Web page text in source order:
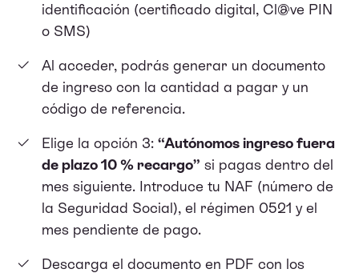
identificación (certificado digital, Cl@ve PIN
o SMS)
Al acceder, podrás generar un documento
de ingreso con la cantidad a pagar y un
código de referencia.
Elige la opción 3: “Autónomos ingreso fuera
de plazo 10 % recargo” si pagas dentro del
mes siguiente. Introduce tu NAF (número de
la Seguridad Social), el régimen 0521 y el
mes pendiente de pago.
Descarga el documento en PDF con los